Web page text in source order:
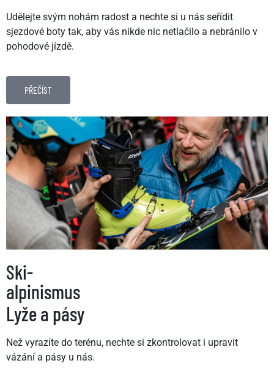
Udělejte svým nohám radost a nechte si u nás seřídit
sjezdové boty tak, aby vás nikde nic netlačilo a nebránilo v
pohodové jízdě.
PŘEČÍST
Ski-
alpinismus
Lyže a pásy
Než vyrazíte do terénu, nechte si zkontrolovat i upravit
vázání a pásy u nás.